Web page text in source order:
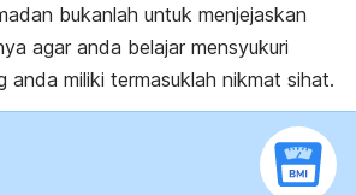
bukanlah untuk menjejaskan
agar anda belajar mensyukuri
anda miliki termasuklah nikmat sihat.